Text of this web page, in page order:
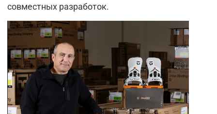
совместных разработок.